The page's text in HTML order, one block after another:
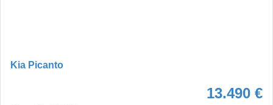
Kia Picanto
13.490 €